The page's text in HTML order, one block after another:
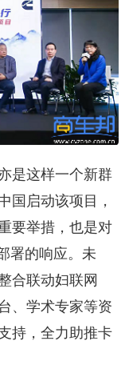
是这样一个新群
国启动该项目，
要举措，也是对
署的响应。未
合联动妇联网
、学术专家等资
持，全力助推卡